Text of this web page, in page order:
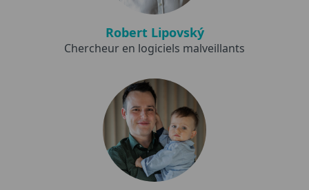
Robert Lipovský
Chercheur en logiciels malveillants